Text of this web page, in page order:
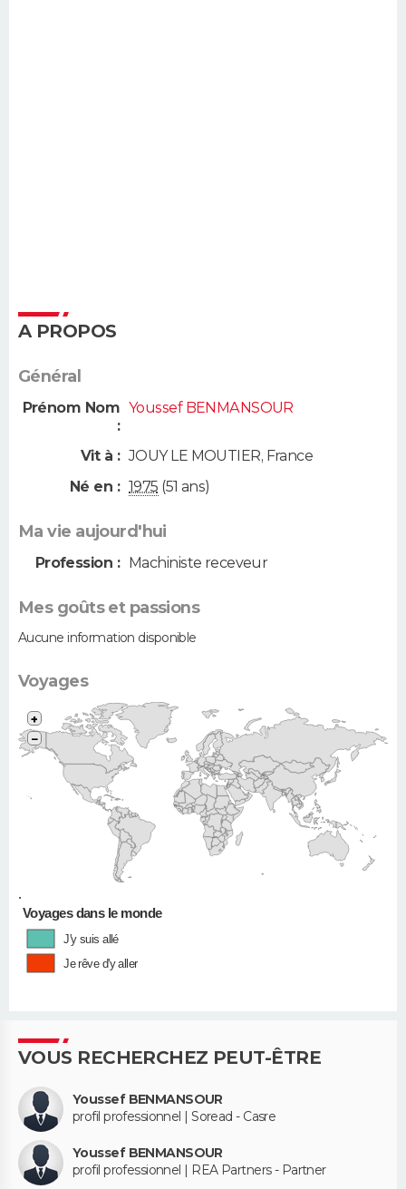
A PROPOS
Général
Prénom Nom
:
Youssef BENMANSOUR
Vit à : JOUY LE MOUTIER, France
Né en : 1975 (51 ans)
Ma vie aujourd'hui
Profession : Machiniste receveur
Mes goûts et passions
Aucune information disponible
Voyages
•
+
−
Voyages dans le monde
J'y suis allé
Je rêve d'y aller
VOUS RECHERCHEZ PEUT-ÊTRE
Youssef BENMANSOUR
profil professionnel | Soread - Casre
Youssef BENMANSOUR
profil professionnel | REA Partners - Partner